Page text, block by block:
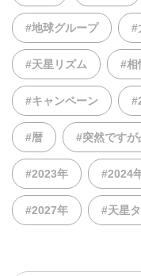
#地球グループ #
#天星リズム #相
#キャンペーン
#暦 #突然ですが
#2023年 #2024
#2027年 #天星